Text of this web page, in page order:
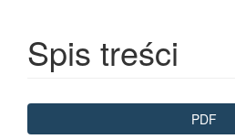
Spis treści
Article Sidebar
PDF